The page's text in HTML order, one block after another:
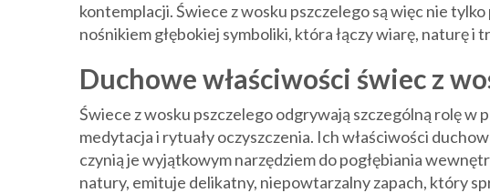
kontemplacji. Świece z wosku pszczelego są więc nie
nośnikiem głębokiej symboliki, która łączy wiarę, naturę i
Duchowe właściwości świec z
Świece z wosku pszczelego odgrywają szczególną rolę w
medytacja i rytuały oczyszczenia. Ich właściwości
czynią je wyjątkowym narzędziem do pogłębiania
natury, emituje delikatny, niepowtarzalny zapach, który